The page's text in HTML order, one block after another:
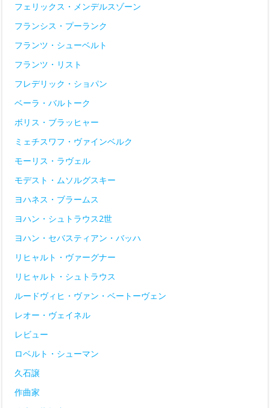
フェリックス・メンデルスゾーン
フランシス・プーランク
フランツ・シューベルト
フランツ・リスト
フレデリック・ショパン
ベーラ・バルトーク
ボリス・ブラッヒャー
ミェチスワフ・ヴァインベルク
モーリス・ラヴェル
モデスト・ムソルグスキー
ヨハネス・ブラームス
ヨハン・シュトラウス2世
ヨハン・セバスティアン・バッハ
リヒャルト・ヴァーグナー
リヒャルト・シュトラウス
ルードヴィヒ・ヴァン・ベートーヴェン
レオー・ヴェイネル
レビュー
ロベルト・シューマン
久石譲
作曲家